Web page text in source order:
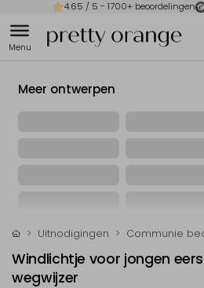
4.65 / 5 - 1700+ beoordelingen
Meer ontwerpen
Uitnodigingen Communie
Windlichtje voor jongen
wegwijzer